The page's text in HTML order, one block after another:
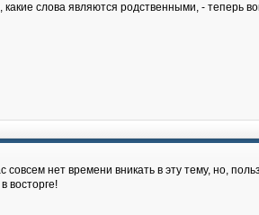
слова являются родственными, - теперь
нет времени вникать в эту тему, но,
восторге!